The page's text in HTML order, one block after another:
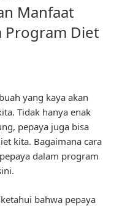
Manfaat
Program Diet
yang kaya akan
Tidak hanya enak
pepaya juga bisa
kita. Bagaimana cara
dalam program
bahwa pepaya